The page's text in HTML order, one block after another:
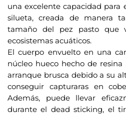
una excelente capacidad para
silueta, creada de manera
tamaño del pez pasto que
ecosistemas acuáticos.
El cuerpo envuelto en una
núcleo hueco hecho de
arranque brusca debido a su
conseguir capturaras en
Además, puede llevar
durante el dead sticking, el